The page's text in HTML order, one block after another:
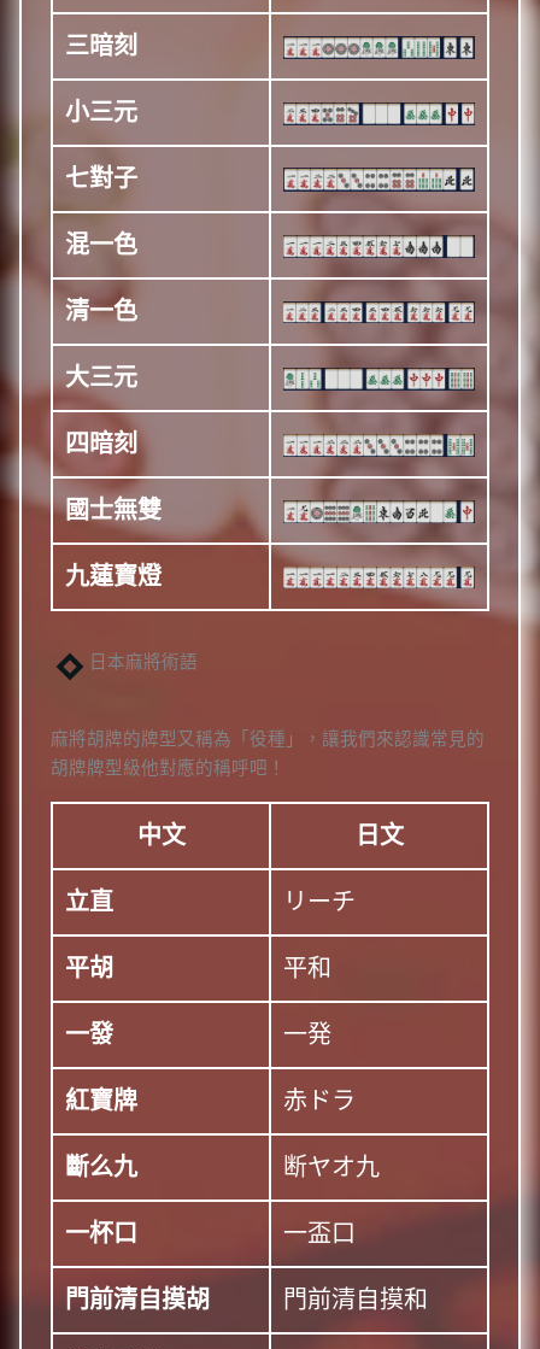
三暗刻
小三元
七對子
混一色
清一色
大三元
四暗刻
國士無雙
九蓮寶燈
日本麻將術語
麻將胡牌的牌型又稱為「役種」，讓我們來認識常見的
胡牌牌型級他對應的稱呼吧！
中文 日文
立直 リーチ
平胡 平和
一發 一発
紅寶牌 赤ドラ
斷么九 断ヤオ九
一杯口 一盃口
門前清自摸胡 門前清自摸和